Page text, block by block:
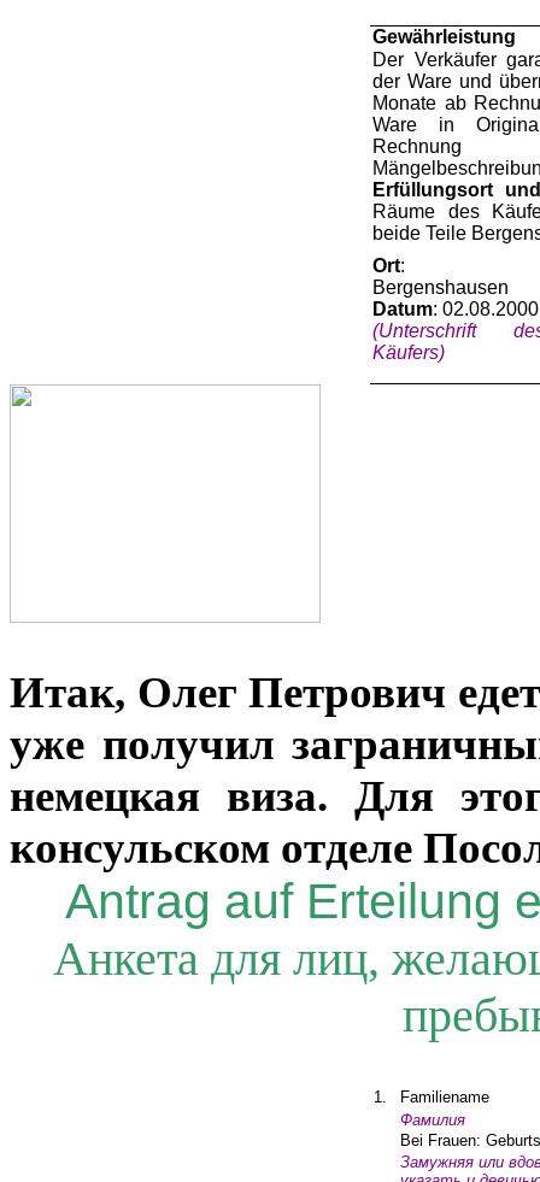
Gewährleistung
Der Verkäufer
der Ware und ü
Monate ab
Ware in
Rechnung
Mä
Erfü llungsort
und
Räume des Kä
beide Teile
Ort:
Bergenshausen
Datum:02.08.2000
(Unterschrift
Käufers)
Итак, Олег Петрович
уже получил
немецкая виза. Для
консульском отделе
Antrag auf Erteilung
Анкета для лиц,
1.
Familiename
Фамилия
Bei Frauen:
Замужняя или